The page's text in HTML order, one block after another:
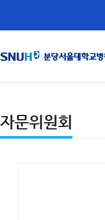
자문위원회